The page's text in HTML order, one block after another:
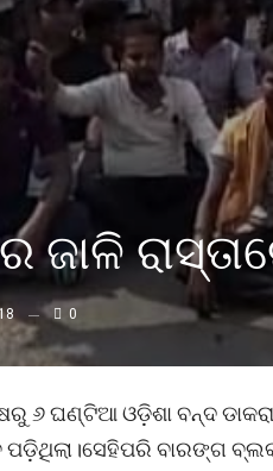
0
ଘଣ୍ଟିଆ ଓଡ଼ିଶା ବନ୍ଦ ଡାକରା
ବାରଙ୍ଗ